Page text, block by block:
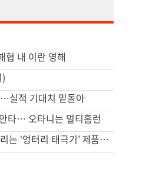
협 내 이란 영해
실적 기대치 밑돌아
타… 오타니는 멀티홈런
국내 유명시장서 팔리는 ‘엉터리 태극기’ 제품…서경덕 “각성해야”